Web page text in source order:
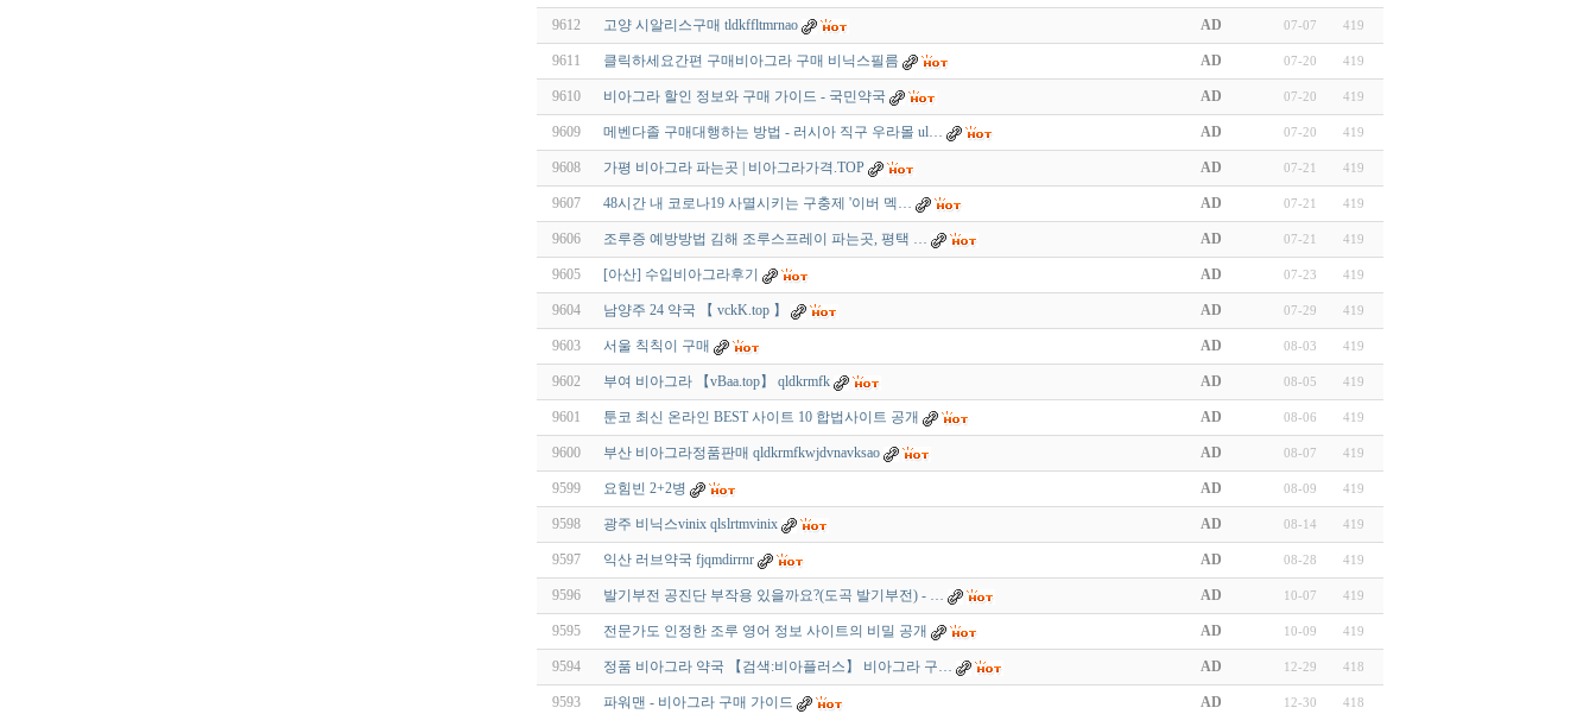
9612 고양 시알리스구매 tldkffltmrnao AD 07-07 419
9611 클릭하세요간편 구매비아그라 구매 비닉스필름 AD 07-20 419
9610 비아그라 할인 정보와 구매 가이드 - 국민약국 AD 07-20 419
9609 메벤다졸 구매대행하는 방법 - 러시아 직구 우라몰 ul… AD 07-20 419
9608 가평 비아그라 파는곳 | 비아그라가격.TOP AD 07-21 419
9607 48시간 내 코로나19 사멸시키는 구충제 '이버 멕… AD 07-21 419
9606 조루증 예방방법 김해 조루스프레이 파는곳, 평택 … AD 07-21 419
9605 [아산] 수입비아그라후기 AD 07-23 419
9604 남양주 24 약국 【 vckK.top 】 AD 07-29 419
9603 서울 칙칙이 구매 AD 08-03 419
9602 부여 비아그라 【vBaa.top】 qldkrmfk AD 08-05 419
9601 툰코 최신 온라인 BEST 사이트 10 합법사이트 공개 AD 08-06 419
9600 부산 비아그라정품판매 qldkrmfkwjdvnavksao AD 08-07 419
9599 요힘빈 2+2병 AD 08-09 419
9598 광주 비닉스vinix qlslrtmvinix AD 08-14 419
9597 익산 러브약국 fjqmdirrnr AD 08-28 419
9596 발기부전 공진단 부작용 있을까요?(도곡 발기부전) - … AD 10-07 419
9595 전문가도 인정한 조루 영어 정보 사이트의 비밀 공개 AD 10-09 419
9594 정품 비아그라 약국 【검색:비아플러스】 비아그라 구… AD 12-29 418
9593 파워맨 - 비아그라 구매 가이드 AD 12-30 418